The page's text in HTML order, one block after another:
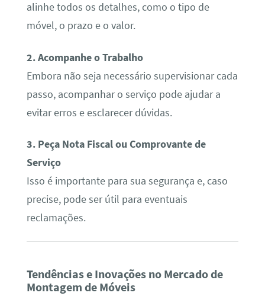
alinhe todos os detalhes, como o tipo de
móvel, o prazo e o valor.
2. Acompanhe o Trabalho
Embora não seja necessário supervisionar cada
passo, acompanhar o serviço pode ajudar a
evitar erros e esclarecer dúvidas.
3. Peça Nota Fiscal ou Comprovante de
Serviço
Isso é importante para sua segurança e, caso
precise, pode ser útil para eventuais
reclamações.
Tendências e Inovações no Mercado de
Montagem de Móveis